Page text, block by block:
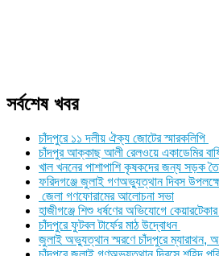
সর্বশেষ খবর
চাঁদপুরে ১১ দলীয় ঐক্য জোটের স্মারকলিপি
চাঁদপুর আক্কাছ আলী রেলওয়ে একাডেমির
খাল খননের পাশাপাশি কৃষকদের জন্য সড়ক
ফরিদগঞ্জে জুলাই গণঅভ্যুত্থান দিবস উপলক্ষে
জেলা গণফোরামের আলোচনা সভা
হাজীগঞ্জে শিশু ধর্ষণের অভিযোগে
চাঁদপুরে ফুটবল টার্ফের মাঠ উদ্বোধন
জুলাই অভ্যুত্থান স্মরণে চাঁদপুরে ম্যারাথন,